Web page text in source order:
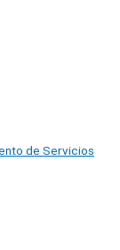
de Servicios